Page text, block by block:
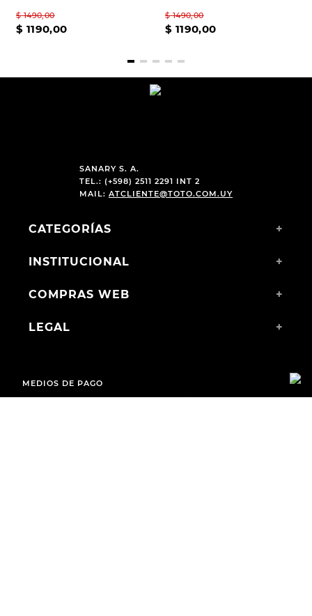
$ 1490,00
$ 1190,00
$ 1490,00
$ 1190,00
SANARY S. A.
TEL.: (+598) 2511 2291 INT 2
MAIL: ATCLIENTE@TOTO.COM.UY
CATEGORÍAS +
INSTITUCIONAL +
COMPRAS WEB +
LEGAL +
MEDIOS DE PAGO